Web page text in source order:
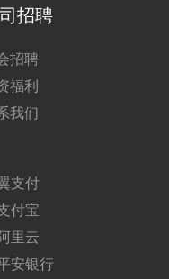
招聘
招聘
福利
我们
支付
付宝
里云
安银行